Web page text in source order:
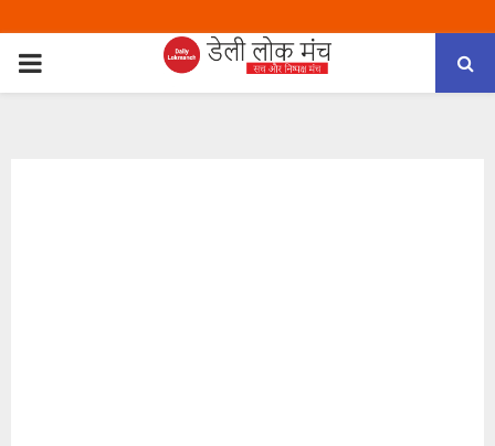
PRIMARY